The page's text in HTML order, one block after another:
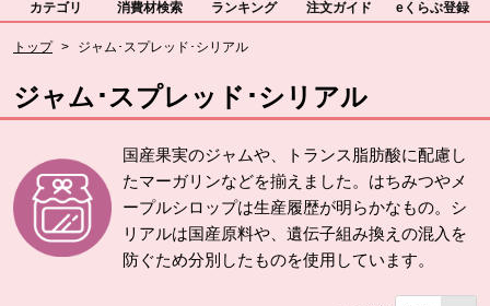
カテゴリ 消費材検索 ランキング 注文ガイド eくらぶ登録
トップ > ジャム･スプレッド･シリアル
ジャム･スプレッド･シリアル
国産果実のジャムや、トランス脂肪酸に配慮し
たマーガリンなどを揃えました。はちみつやメ
ープルシロップは生産履歴が明らかなもの。シ
リアルは国産原料や、遺伝子組み換えの混入を
防ぐため分別したものを使用しています。